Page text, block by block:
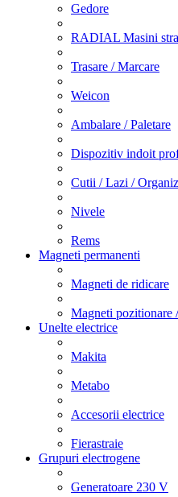
Gedore
RADIAL Masini
Trasare / Marcare
Weicon
Ambalare / Paletare
Dispozitiv indoit
Cutii / Lazi /
Nivele
Rems
Magneti permanenti
Magneti de ridicare
Magneti pozitionare
Unelte electrice
Makita
Metabo
Accesorii electrice
Fierastraie
Grupuri electrogene
Generatoare 230 V